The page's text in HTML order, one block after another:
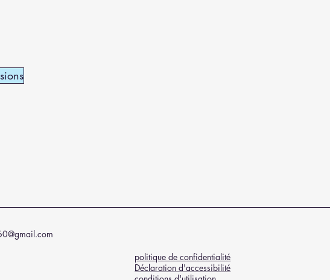
politique de confidentialité
Déclaration d'accessibilité